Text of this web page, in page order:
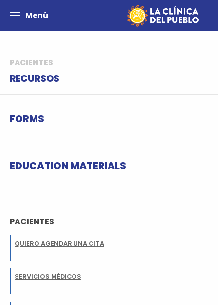
Menú
PACIENTES
RECURSOS
FORMS
EDUCATION MATERIALS
PACIENTES
QUIERO AGENDAR UNA CITA
SERVICIOS MÉDICOS